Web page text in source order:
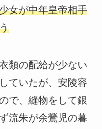
女が中年皇帝相手
類の配給が少ない
ていたが、安陵容
で、縫物をして銀
流朱が余鶯児の暮